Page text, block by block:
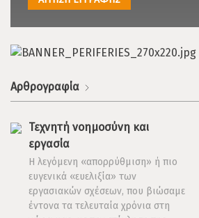
Αρθρογραφία
Τεχνητή νοημοσύνη και
εργασία
Η λεγόμενη «απορρύθμιση» ή πιο
ευγενικά «ευελιξία» των
εργασιακών σχέσεων, που βιώσαμε
έντονα τα τελευταία χρόνια στη